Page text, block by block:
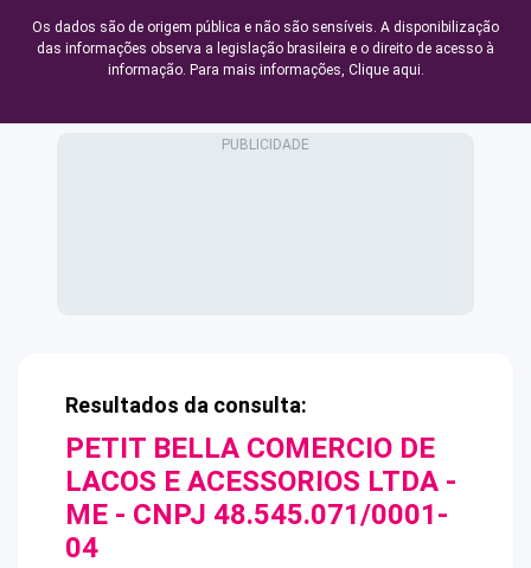
Os dados são de origem pública e não são sensíveis. A disponibilização
das informações observa a legislação brasileira e o direito de acesso à
informação. Para mais informações, Clique aqui.
Resultados da consulta:
PETIT BELLA COMERCIO DE
LACOS E ACESSORIOS LTDA -
ME - CNPJ 48.545.071/0001-
04